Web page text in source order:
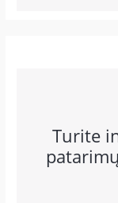
Turite